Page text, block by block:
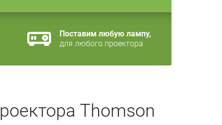
Поставим любую лампу,
для любого проектора
Thomson